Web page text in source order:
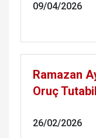
09/04/2026
Ramazan
Oruç
26/02/2026